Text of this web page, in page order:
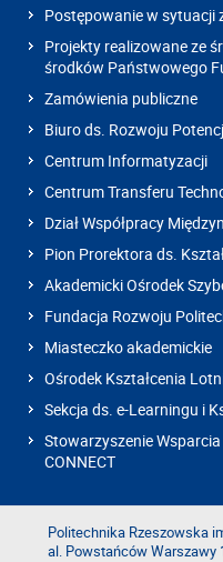
Postępowanie w sytuacji
Projekty realizowane ze
środków Państwowego
Zamówienia publiczne
Biuro ds. Rozwoju
Centrum Informatyzacji
Centrum Transferu
Dział Współpracy
Pion Prorektora ds.
Akademicki Ośrodek
Fundacja Rozwoju
Miasteczko akademickie
Ośrodek Kształcenia
Sekcja ds. e-Learningu i
Stowarzyszenie
CONNECT
Politechnika Rzeszowska
al. Powstańców Warszawy